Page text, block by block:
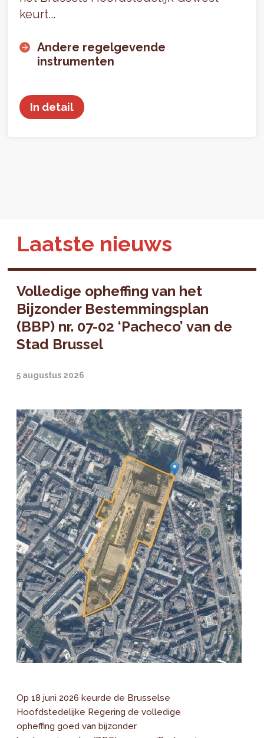
keurt...
Andere regelgevende
instrumenten
In detail
Laatste nieuws
Volledige opheffing van het
Bijzonder Bestemmingsplan
(BBP) nr. 07-02 ‘Pacheco’ van de
Stad Brussel
5 augustus 2026
Op 18 juni 2026 keurde de Brusselse
Hoofdstedelijke Regering de volledige
opheffing goed van bijzonder